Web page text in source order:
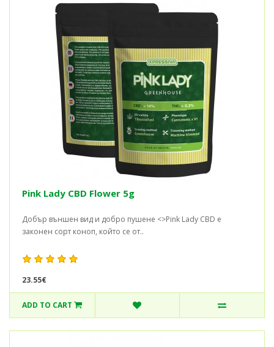
Pink Lady CBD Flower 5g
Добър външен вид и добро пушене <>Pink Lady CBD е
законен сорт коноп, който се от..
23.55€
ADD TO CART